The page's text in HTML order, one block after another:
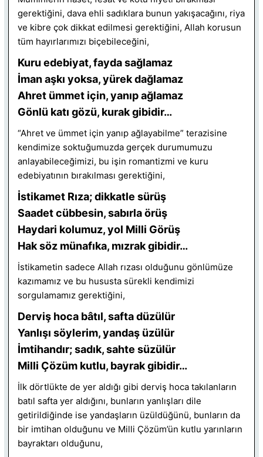
gerektiğini, dava ehli sadıklara bunun yakışacağını, riya
ve kibre çok dikkat edilmesi gerektiğini, Allah korusun
tüm hayırlarımızı biçebileceğini,
Kuru edebiyat, fayda sağlamaz
İman aşkı yoksa, yürek dağlamaz
Ahret ümmet için, yanıp ağlamaz
Gönlü katı gözü, kurak gibidir…
“Ahret ve ümmet için yanıp ağlayabilme” terazisine
kendimize soktuğumuzda gerçek durumumuzu
anlayabileceğimizi, bu işin romantizmi ve kuru
edebiyatının bırakılması gerektiğini,
İstikamet Rıza; dikkatle sürüş
Saadet cübbesin, sabırla örüş
Haydari kolumuz, yol Milli Görüş
Hak söz münafıka, mızrak gibidir…
İstikametin sadece Allah rızası olduğunu gönlümüze
kazımamız ve bu hususta sürekli kendimizi
sorgulamamız gerektiğini,
Derviş hoca bâtıl, safta düzülür
Yanlışı söylerim, yandaş üzülür
İmtihandır; sadık, sahte süzülür
Milli Çözüm kutlu, bayrak gibidir…
İlk dörtlükte de yer aldığı gibi derviş hoca takılanların
batıl safta yer aldığını, bunların yanlışları dile
getirildiğinde ise yandaşların üzüldüğünü, bunların da
bir imtihan olduğunu ve Milli Çözüm’ün kutlu yarınların
bayraktarı olduğunu,